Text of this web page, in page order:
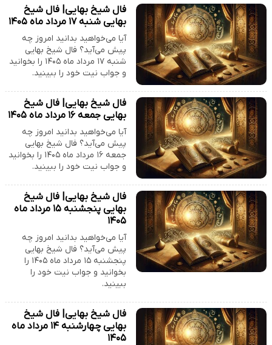
فال شیخ بهایی| فال شیخ
بهایی شنبه ۱۷ مرداد ماه ۱۴۰۵
آیا می‌خواهید بدانید امروز چه
پیش می‌آید؟ فال شیخ بهایی
شنبه ۱۷ مرداد ماه ۱۴۰۵ را بخوانید
و جواب نیت خود را ببینید.
فال شیخ بهایی| فال شیخ
بهایی جمعه ۱۶ مرداد ماه ۱۴۰۵
آیا می‌خواهید بدانید امروز چه
پیش می‌آید؟ فال شیخ بهایی
جمعه ۱۶ مرداد ماه ۱۴۰۵ را بخوانید
و جواب نیت خود را ببینید.
فال شیخ بهایی| فال شیخ
بهایی پنجشنبه ۱۵ مرداد ماه
۱۴۰۵
آیا می‌خواهید بدانید امروز چه
پیش می‌آید؟ فال شیخ بهایی
پنجشنبه ۱۵ مرداد ماه ۱۴۰۵ را
بخوانید و جواب نیت خود را
ببینید.
فال شیخ بهایی| فال شیخ
بهایی چهارشنبه ۱۴ مرداد ماه
۱۴۰۵